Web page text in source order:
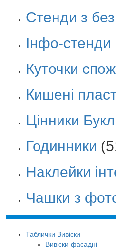
Стенди з
Інфо-стенди
Куточки
Кишені
Цінники
Годинники
Наклейки
Чашки з
Таблички Вивіски
Вивіски фасадні